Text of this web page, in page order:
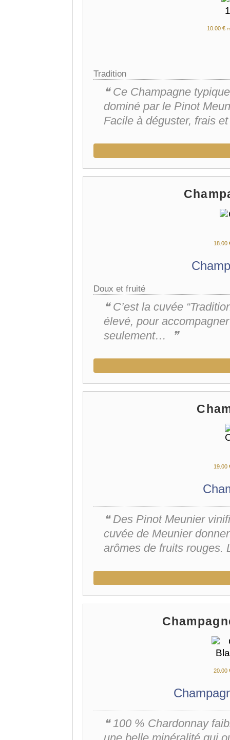
10. 00€
Tradition
❝ Ce Champagne
dominé par le Pinot
Facile à déguster, frais
18. 00
Doux et fruité
❝ C’est la cuvée
élevé, pour
seulement… ❞
19. 00
❝ Des Pinot Meunier
cuvée de Meunier
arômes de fruits
20. 00
❝ 100 % Chardonnay